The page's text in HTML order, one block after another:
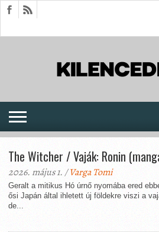
The Witcher / Vaják: Ronin
2026. május 1. /Varga Tomi
Geralt a mitikus Hó úrnő nyomába ered
ősi Japán által ihletett új földekre viszi a
de...